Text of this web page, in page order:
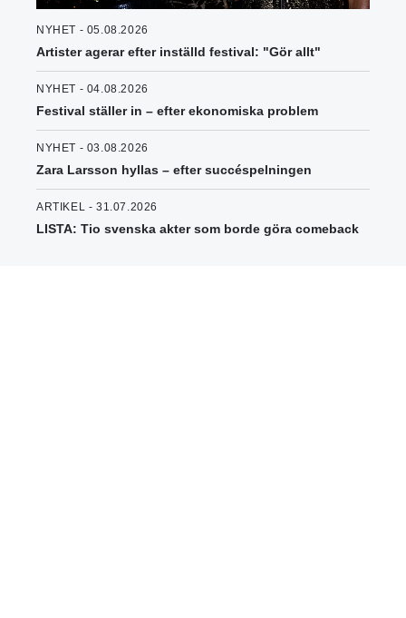
NYHET - 05.08.2026
Artister agerar efter inställd festival: "Gör allt"
NYHET - 04.08.2026
Festival ställer in – efter ekonomiska problem
NYHET - 03.08.2026
Zara Larsson hyllas – efter succéspelningen
ARTIKEL - 31.07.2026
LISTA: Tio svenska akter som borde göra comeback